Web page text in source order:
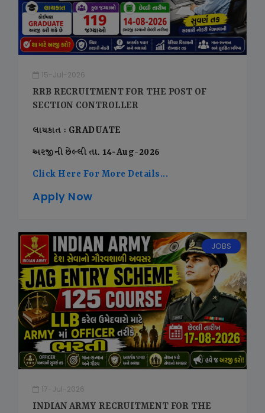
15-Jul-2026
RRB RECRUITMENT FOR THE POST OF
SECTION CONTROLLER
લાયકાત : GRADUATE
અરજીની છેલ્લી તા. 14-Aug-2026
Click Here For More Details...
Apply Now
JOBS
17-Jul-2026
INDIAN ARMY RECRUITMENT FOR THE